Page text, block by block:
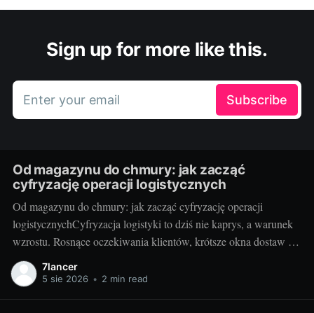
Sign up for more like this.
Enter your email Subscribe
Od magazynu do chmury: jak zacząć
cyfryzację operacji logistycznych
Od magazynu do chmury: jak zacząć cyfryzację operacji
logistycznychCyfryzacja logistyki to dziś nie kaprys, a warunek
wzrostu. Rosnące oczekiwania klientów, krótsze okna dostaw i
presja kosztowa sprawiają, że od pudeł i palet przechodzimy do
API, sensorów i analityki w chmurze. Dobrze zaplanowana
7lancer
5 sie 2026 • 2 min read